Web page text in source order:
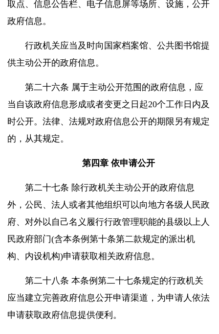
取点、信息公告栏、电子信息屏等场所、设施，公开
政府信息。
行政机关应当及时向国家档案馆、公共图书馆提
供主动公开的政府信息。
第二十六条 属于主动公开范围的政府信息，应
当自该政府信息形成或者变更之日起20个工作日内及
时公开。法律、法规对政府信息公开的期限另有规定
的，从其规定。
第四章 依申请公开
第二十七条 除行政机关主动公开的政府信息
外，公民、法人或者其他组织可以向地方各级人民政
府、对外以自己名义履行行政管理职能的县级以上人
民政府部门(含本条例第十条第二款规定的派出机
构、内设机构)申请获取相关政府信息。
第二十八条 本条例第二十七条规定的行政机关
应当建立完善政府信息公开申请渠道，为申请人依法
申请获取政府信息提供便利。